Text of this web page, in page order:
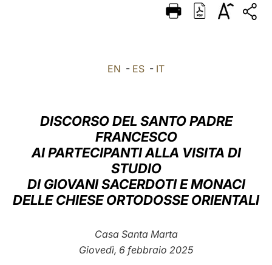
ITALIANO
العربيّة
中文
EN - ES - IT
DISCORSO DEL SANTO PADRE
FRANCESCO
AI PARTECIPANTI ALLA VISITA DI
STUDIO
DI GIOVANI SACERDOTI E MONACI
DELLE CHIESE ORTODOSSE ORIENTALI
Casa Santa Marta
Giovedì, 6 febbraio 2025